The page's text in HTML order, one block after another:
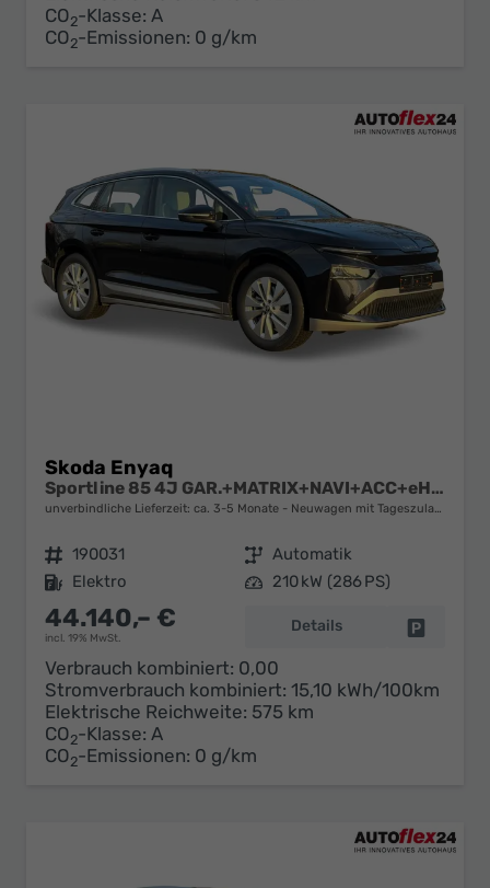
CO2-Klasse: A
CO2-Emissionen: 0 g/km
Skoda Enyaq
Sportline 85 4J GAR.+MATRIX+NAVI+ACC+eHK+KAMERA+SHZ+20" ALU+KESSY+KLIMA
unverbindliche Lieferzeit: ca. 3-5 Monate Neuwagen mit Tageszulassung
Fahrzeugnr. 190031 Getriebe Automatik
Kraftstoff Elektro Leistung 210 kW (286 PS)
44.140,– €
incl. 19% MwSt.
Details
Verbrauch kombiniert: 0,00
Stromverbrauch kombiniert: 15,10 kWh/100km
Elektrische Reichweite: 575 km
CO2-Klasse: A
CO2-Emissionen: 0 g/km